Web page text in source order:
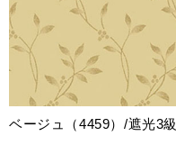
ベージュ（4459）/遮光3級